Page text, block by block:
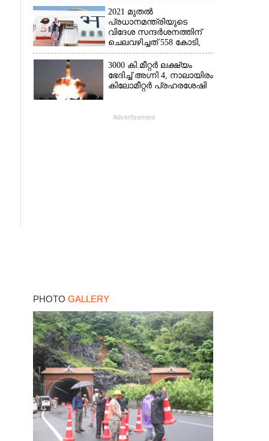
2021 മുതൽ
പ്രധാനമന്ത്രിയുടെ
വിദേശ സന്ദർശനത്തിന്
ചെലവഴിച്ചത് 558 കോടി,
രാജ്യത്തെത്തിയത് 381.8
ബില്യൺ ഡോളറിന്റെ
നിക്ഷേപം
3000 കി.മീറ്റർ ലക്ഷ്യം
ഭേദിച്ച് അഗ്നി 4, നാലായിരം
കിലോമീറ്റർ പ്രഹരശേഷി
Advertisement
PHOTO GALLERY